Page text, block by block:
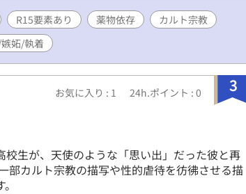
。 ・流血や暴力、カルト宗教、薬物など苦手な
がある内容が含まれます。 ・BL的な内容も含
しい描写はありません。 ・タグ付け描写がある
てます。 ・小説家になろうの方でも同じもの
R15要素あり 薬物依存
カルト宗教
妬/執着
3
お気に入り : 1 24h.ポイント : 0
校生が、天使のような「思い出」だった彼と再
部カルト宗教の描写や性的虐待を彷彿させる描